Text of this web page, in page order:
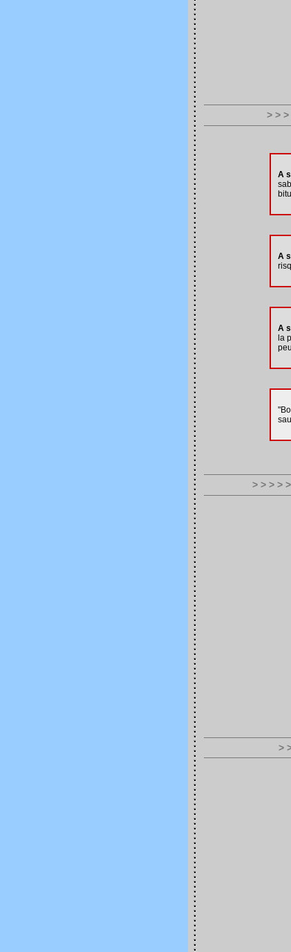
> >
A
A
A
la
> > > >
>